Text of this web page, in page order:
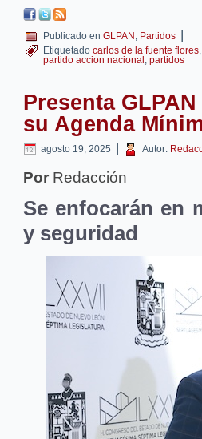
Publicado en GLPAN , Partidos |
Etiquetado carlos de la fuente flores
partido accion nacional , partidos
Presenta
su Agenda
agosto 19, 2025 | Autor:
Por Redacción
Se enfocarán en
y seguridad